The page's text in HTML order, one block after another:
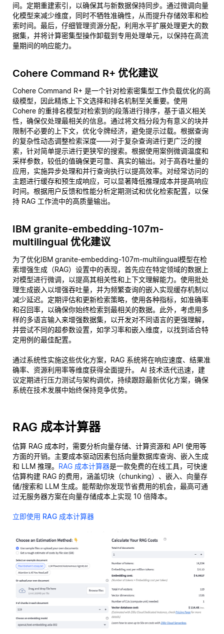
间。定期重建索引，以确保其与新数据保持同步。通过微调向量
化模型来减少维度，同时不牺牲准确性，从而提升存储效率和检
索时间。最后，仔细管理资源分配，利用水平扩展处理更大的数
据集，并将计算密集型操作卸载到专用处理单元，以保持在高流
量期间的响应能力。
Cohere Command R+ 优化建议
Cohere Command R+ 是一个针对检索密集型工作负载优化的高
级模型，因此精炼上下文选择和排名机制至关重要。使用
Cohere 的重排名模型对检索到的段落进行排序，基于语义相关
性，确保仅处理最相关的信息。通过将文档分段为有意义的块并
限制不必要的上下文，优化令牌经济，避免提示过载。根据查询
的复杂性动态调整检索深度——对于复杂查询进行更广泛的搜
索，针对简单提示进行更狭窄的搜索。根据使用案例微调温度和
采样参数，较低的值确保更可靠、真实的输出。对于高吞吐量的
应用，实施异步处理和并行查询执行以提高效率。对经常访问的
主题进行缓存和预生成响应，可以显著降低推理成本并提高响应
时间。根据用户反馈和性能分析定期测试和优化检索配置，以保
持 RAG 工作流中的高质量输出。
IBM granite-embedding-107m-
multilingual 优化建议
为了优化IBM granite-embedding-107m-multilingual模型在检
索增强生成（RAG）设置中的表现，首先应在特定领域的数据上
对模型进行微调，以提高其相关性和上下文理解能力。使用批处
理生成嵌入以增强吞吐量，并为频繁查询的嵌入实现缓存机制以
减少延迟。定期评估和更新检索策略，使用各种指标，如准确率
和召回率，以确保你始终检索到最相关的数据。此外，考虑用多
样的多语言输入来增强数据集，以开发对不同语言的更强理解，
并尝试不同的超参数设置，如学习率和嵌入维度，以找到适合特
定用例的最佳配置。
通过系统性实施这些优化方案，RAG 系统将在响应速度、结果准
确率、资源利用率等维度获得全面提升。 AI 技术迭代迅速，建
议定期进行压力测试与架构调优，持续跟踪最新优化方案，确保
系统在技术发展中始终保持竞争优势。
RAG 成本计算器
估算 RAG 成本时，需要分析向量存储、计算资源和 API 使用等
方面的开销。主要成本驱动因素包括向量数据库查询、嵌入生成
和 LLM 推理。 RAG 成本计算器是一款免费的在线工具，可快速
估算构建 RAG 的费用，涵盖切块（chunking）、嵌入、向量存
储/搜索和 LLM 生成。能帮助你发现节省费用的机会，最高可通
过无服务器方案在向量存储成本上实现 10 倍降本。
立即使用 RAG 成本计算器